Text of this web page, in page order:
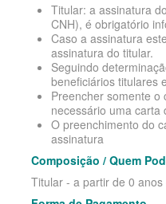
Titular: a assinatura
CNH), é obrigatório
Caso a assinatura
assinatura do titular.
Seguindo
beneficiários titulares
Preencher somente
necessário uma carta
O preenchimento do
assinatura
Composição / Quem
Titular - a partir de 0